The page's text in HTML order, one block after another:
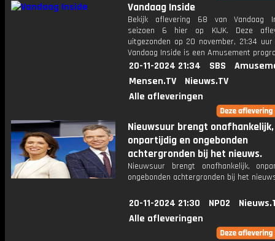
Vandaag Inside
Bekijk aflevering 68 van Vandaag
seizoen 6 hier op KIJK. Deze
uitgezonden op 20 november, 21:34
Vandaag Inside is een Amusement
20-11-2024 21:34 SBS
Mensen.TV
Nieuws.TV
Alle afleveringen
Nieuwsuur brengt onafhankelijk,
onpartijdig en ongebonden
achtergronden bij het nieuws.
Nieuwsuur brengt onafhankelijk,
ongebonden achtergronden bij het
20-11-2024 21:30 NPO2
Alle afleveringen